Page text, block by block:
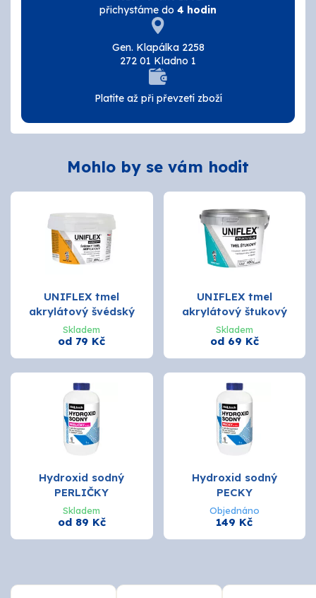
Štětce, válečky, nářadí
Vzorníky
Kamenná prodejna
Postupy a návody
Kontakty
přichystáme do 4 hodin
Gen. Klapálka 2258
272 01 Kladno 1
Platíte až při převzetí zboží
Mohlo by se vám hodit
UNIFLEX tmel
akrylátový švédský
Skladem
od 79 Kč
UNIFLEX tmel
akrylátový štukový
Skladem
od 69 Kč
Hydroxid sodný
PERLIČKY
Skladem
od 89 Kč
Hydroxid sodný
PECKY
Objednáno
149 Kč